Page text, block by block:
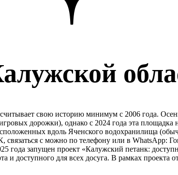
свою историю минимум с 2006 года.
дорожки), однако с 2024 года эта площадка
вдоль Яченского водохранилища
связаться с можно по телефону или в WhatsApp:
года запущен проект «Калужский петанк:
и доступного для всех досуга. В рамках проекта